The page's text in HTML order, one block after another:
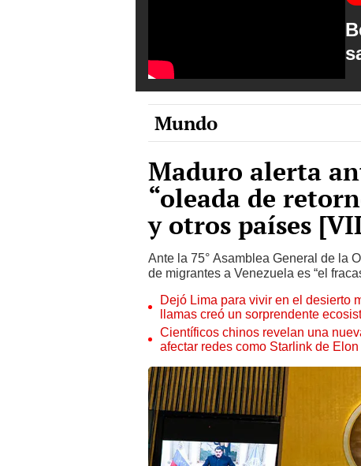
Mundo
Maduro alerta
“oleada de
y otros países
Ante la 75° Asamblea General de la
de migrantes a Venezuela es “el
Dejó Lima para vivir en el desierto
llamas creó un sorprendente
Científicos chinos revelan una
afectar redes como Starlink de